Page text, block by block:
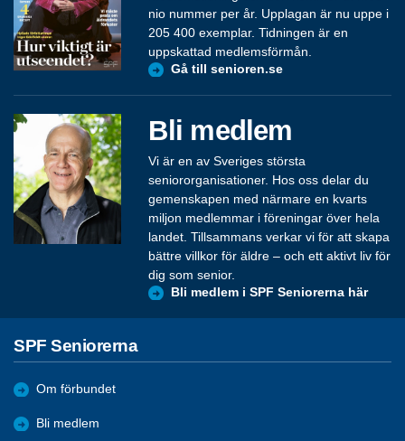
nio nummer per år. Upplagan är nu uppe i
205 400 exemplar. Tidningen är en
uppskattad medlemsförmån.
Gå till senioren.se
Bli medlem
Vi är en av Sveriges största
seniororganisationer. Hos oss delar du
gemenskapen med närmare en kvarts
miljon medlemmar i föreningar över hela
landet. Tillsammans verkar vi för att skapa
bättre villkor för äldre – och ett aktivt liv för
dig som senior.
Bli medlem i SPF Seniorerna här
SPF Seniorerna
Om förbundet
Bli medlem